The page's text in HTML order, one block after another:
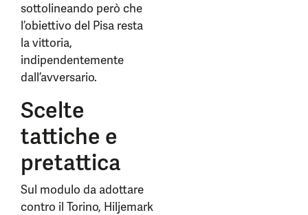
sottolineando però che
l’obiettivo del Pisa resta
la vittoria,
indipendentemente
dall’avversario.
Scelte
tattiche e
pretattica
Sul modulo da adottare
contro il Torino, Hiljemark